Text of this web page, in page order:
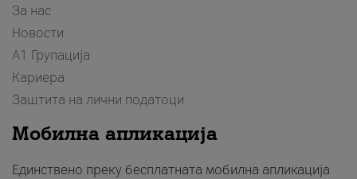
За нас
Новости
А1 Групација
Кариера
Заштита на лични податоци
Мобилна апликација
Единствено преку бесплатната мобилна апликација